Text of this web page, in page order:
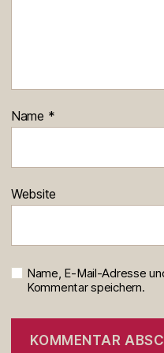
Name *
Website
Name, E-Mail-Adresse
Kommentar speichern.